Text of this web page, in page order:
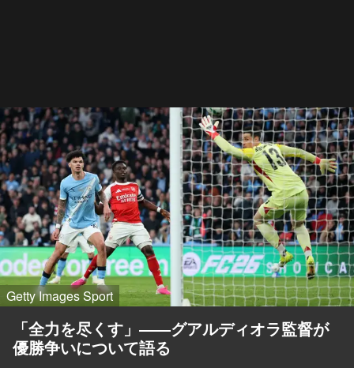
Getty Images Sport
「全力を尽くす」――グアルディオラ監督が
優勝争いについて語る